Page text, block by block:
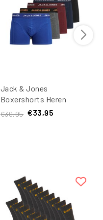
Jack & Jones
Boxershorts Heren
Trunks Friday Multipack
€39,95 €33,95